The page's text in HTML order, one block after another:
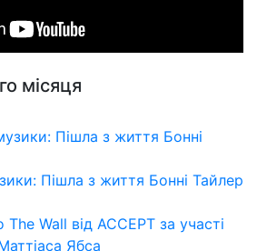
місяця
Пішла з життя Бонні Тайлер